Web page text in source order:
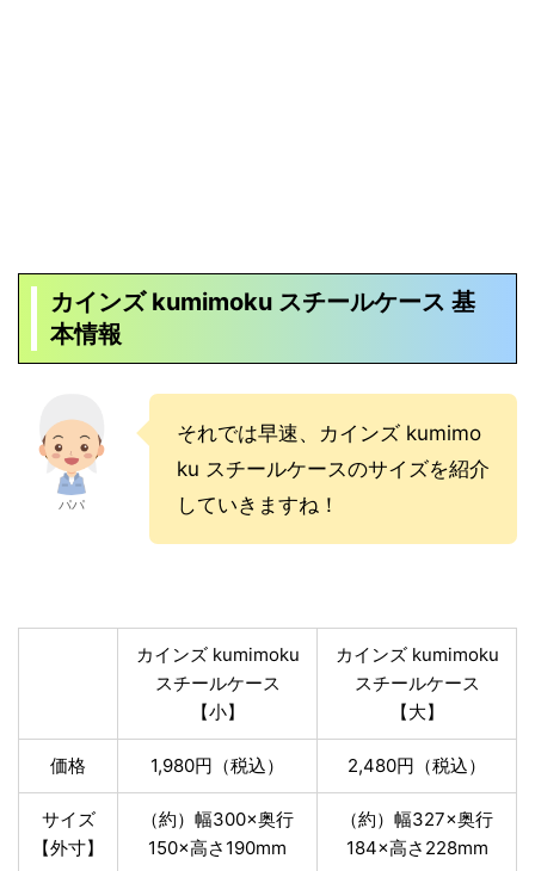
カインズ kumimoku スチールケース 基
本情報
パパ
それでは早速、カインズ kumimo
ku スチールケースのサイズを紹介
していきますね！
カインズ kumimoku
スチールケース
【小】
カインズ kumimoku
スチールケース
【大】
価格 1,980円（税込） 2,480円（税込）
サイズ
【外寸】
（約）幅300×奥行
150×高さ190mm
（約）幅327×奥行
184×高さ228mm